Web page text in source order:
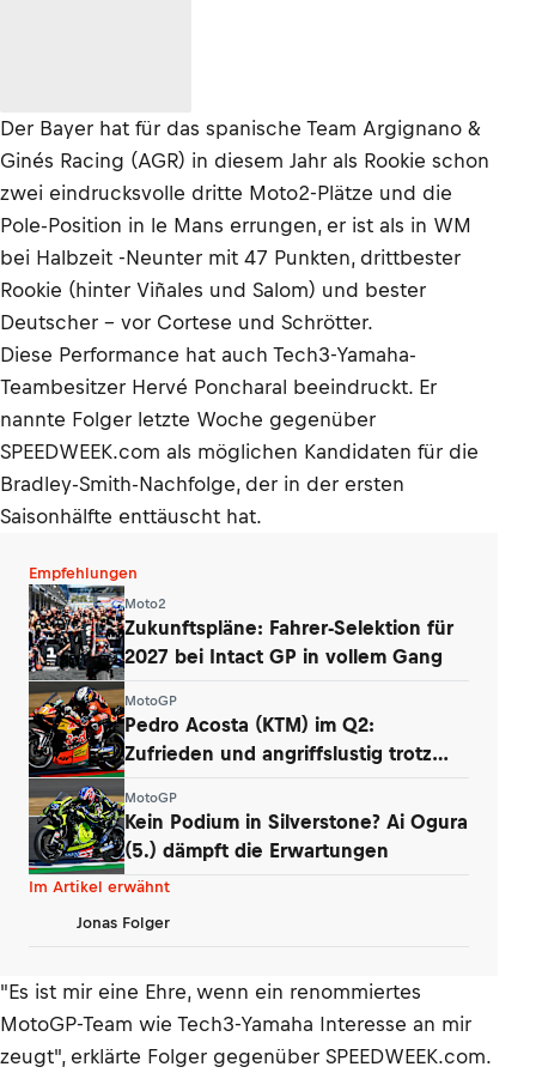
Der Bayer hat für das spanische Team Argignano &
Ginés Racing (AGR) in diesem Jahr als Rookie schon
zwei eindrucksvolle dritte Moto2-Plätze und die
Pole-Position in le Mans errungen, er ist als in WM
bei Halbzeit -Neunter mit 47 Punkten, drittbester
Rookie (hinter Viñales und Salom) und bester
Deutscher – vor Cortese und Schrötter.
Diese Performance hat auch Tech3-Yamaha-
Teambesitzer Hervé Poncharal beeindruckt. Er
nannte Folger letzte Woche gegenüber
SPEEDWEEK.com als möglichen Kandidaten für die
Bradley-Smith-Nachfolge, der in der ersten
Saisonhälfte enttäuscht hat.
Empfehlungen
Moto2
Zukunftspläne: Fahrer-Selektion für
2027 bei Intact GP in vollem Gang
MotoGP
Pedro Acosta (KTM) im Q2:
Zufrieden und angriffslustig trotz
MotoGP
Kein Podium in Silverstone? Ai Ogura
(5.) dämpft die Erwartungen
Im Artikel erwähnt
Jonas Folger
"Es ist mir eine Ehre, wenn ein renommiertes
MotoGP-Team wie Tech3-Yamaha Interesse an mir
zeugt", erklärte Folger gegenüber SPEEDWEEK.com.